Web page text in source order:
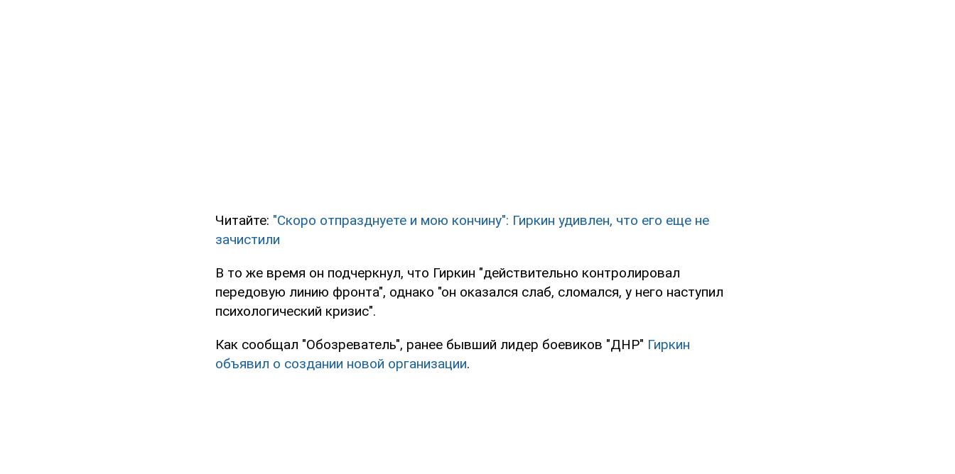
Читайте: "Скоро отпразднуете и мою кончину": Гиркин удивлен, что его еще не
зачистили
В то же время он подчеркнул, что Гиркин "действительно контролировал
передовую линию фронта", однако "он оказался слаб, сломался, у него наступил
психологический кризис".
Как сообщал "Обозреватель", ранее бывший лидер боевиков "ДНР" Гиркин
объявил о создании новой организации.